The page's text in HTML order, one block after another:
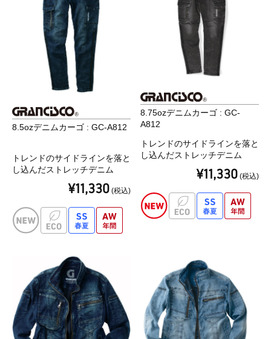
8.5ozデニムカーゴ : GC-A812
トレンドのサイドラインを落と
し込んだストレッチデニム
¥11,330 (税込)
8.75ozデニムカーゴ : GC-
A812
トレンドのサイドラインを落と
し込んだストレッチデニム
¥11,330 (税込)